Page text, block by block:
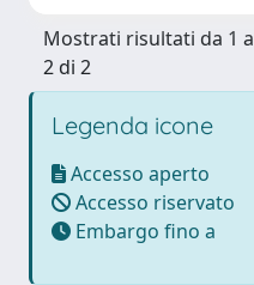
Mostrati risultati da 1 a
2 di 2
Legenda icone
Accesso aperto
Accesso riservato
Embargo fino a